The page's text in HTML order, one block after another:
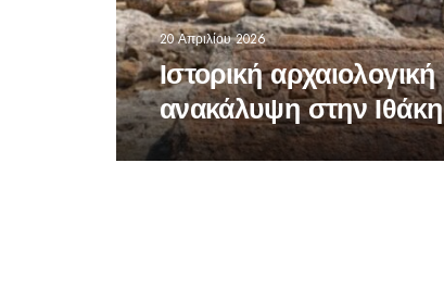
20 Απριλίου 2026
Ιστορική αρχαιολογική
ανακάλυψη στην Ιθάκη